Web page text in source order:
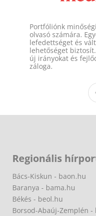
Portfóliónk
olvasó számára.
lefedettséget és
lehetőséget
új irányokat és
záloga.
Regionális
Bács-Kiskun - baon.hu
Baranya - bama.hu
Békés - beol.hu
Borsod-Abaúj-Zemplén -